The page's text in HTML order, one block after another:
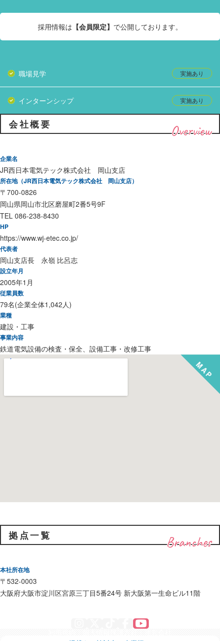
採用情報は 【会員限定】 で公開しております。
職場見学
インターンシップ
Overview
会社概要
企業名
JR西日本電気テック株式会社 岡山支店
所在地（JR西日本電気テック株式会社 岡山支店）
〒700-0826
岡山県岡山市北区磨屋町2番5号9F
TEL 086-238-8430
HP
https://www.wj-etec.co.jp/
代表者
岡山支店長 永嶺 比呂志
設立年月
2005年1月
従業員数
79名(企業全体1,042人)
業種
建設・工事
事業内容
鉄道電気設備の検査・保全、設備工事・改修工事
Branches
拠点一覧
本社所在地
〒532-0003
大阪府大阪市淀川区宮原三丁目5番24号 新大阪第一生命ビル11階
Instagram
TikTok
Facebook
YouTube